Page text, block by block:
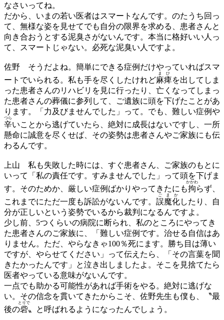
なさいってね。
だから、いまの若い医者はスマートなんです。のたうち回っ
て、無様な姿を見せてでも自分の限界を求める、患者さんと
向き合おうとする泥臭さがないんです。本当に格好いい人っ
て、スマートじゃない。必死な泥臭い人ですよ。
佐野 そうだよね。簡単にできる症例だけやっていればスマ
ートでいられる。私も手を尽くしたけれど麻
ま
痺
ひ
を出してしま
った患者さんのリハビリを見に行ったり、亡くなってしまっ
た患者さんの葬儀に参列して、ご遺族に頭を下げたことがあ
ります。「力及びませんでした」って。でも、難しい症例や
辛
つら
いことから逃げていたら、絶対に成長はないですし、一所
懸命に誠意を尽くせば、その姿勢は患者さんやご家族にも伝
わるんです。
上山 私も失敗した時には、すぐ患者さん、ご家族のもとに
いって「私の責任です。すみませんでした」って頭を下げま
す。そのためか、厳しい症例ばかりやってきたにも拘
かかわ
らず、
これまでにただ一度も訴訟がないんです。 誤
ご
魔
ま
化
か
したり、自
分が正しいという姿勢でいるから裁判になるんですよ。
少し前、5つくらいの病院に断られ、私のところにやってき
た患者さんのご家族に、「難しい症例です。治せる自信はあ
りません。ただ、やらなきゃ100％死にます。勝ち目は薄い
ですが、やらせてください」って伝えたら、「その言葉を聞
きたかったんです」と泣き出しましたよ。そこを見捨てたら
医者やっている意味がないんです。
一点でも助かる可能性があれば手術をやる。絶対に逃げな
い。その信念を貫いてきたからこそ、佐野先生も僕も、〝最
後の砦
とりで
〟と呼ばれるようになったんでしょう。